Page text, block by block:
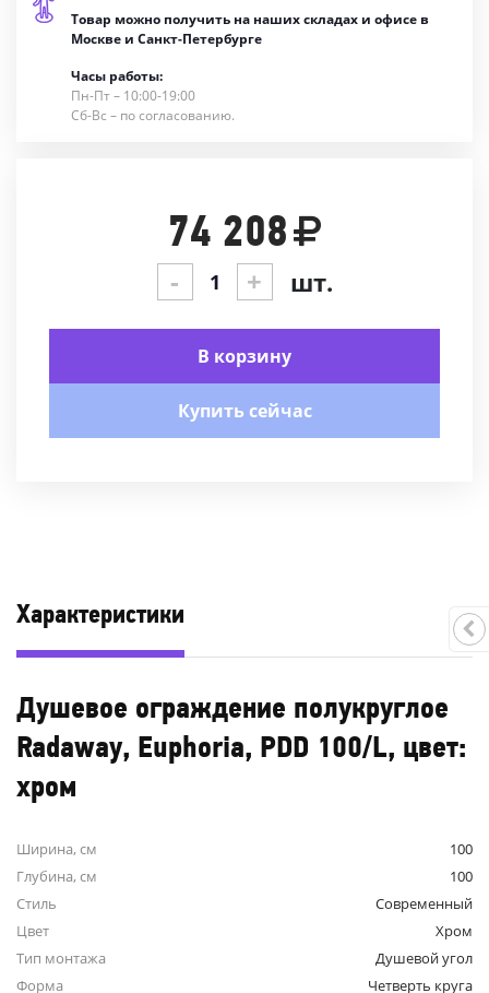
Товар можно получить на наших складах и офисе в
Москве и Санкт-Петербурге
Часы работы:
Пн-Пт – 10:00-19:00
Сб-Вс – по согласованию.
74 208
- + шт.
В корзину
Купить сейчас
Характеристики
Душевое ограждение полукруглое
Radaway, Euphoria, PDD 100/L, цвет:
хром
Ширина, см
100
Глубина, см
100
Стиль
Современный
Цвет
Хром
Тип монтажа
Душевой угол
Форма
Четверть круга